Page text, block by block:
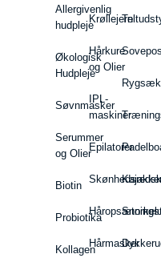
Allergivenlig
hudpleje
Økologisk
Hudpleje
Søvnmasker
Serummer
og Olier
Biotin
Probiotika
Kollagen
Krøllejern
Hårkure
og Olier
IPL-
maskiner
Epilatorer
Hårmasker